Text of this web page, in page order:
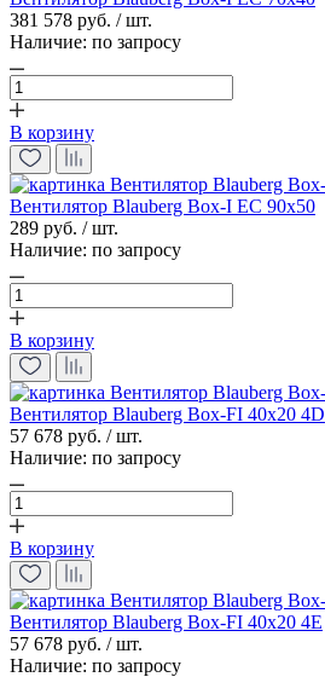
381 578 руб. / шт.
Наличие: по запросу
В корзину
Вентилятор Blauberg Box-I EC 90x50
289 руб. / шт.
Наличие: по запросу
В корзину
Вентилятор Blauberg Box-FI 40x20 4D
57 678 руб. / шт.
Наличие: по запросу
В корзину
Вентилятор Blauberg Box-FI 40x20 4E
57 678 руб. / шт.
Наличие: по запросу